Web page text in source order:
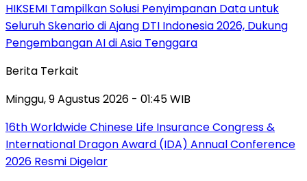
HIKSEMI Tampilkan Solusi Penyimpanan Data untuk
Seluruh Skenario di Ajang DTI Indonesia 2026, Dukung
Pengembangan AI di Asia Tenggara
Berita Terkait
Minggu, 9 Agustus 2026 - 01:45 WIB
16th Worldwide Chinese Life Insurance Congress &
International Dragon Award (IDA) Annual Conference
2026 Resmi Digelar